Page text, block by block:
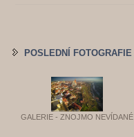
POSLEDNÍ FOTOGRAFIE
GALERIE - ZNOJMO NEVÍDANÉ